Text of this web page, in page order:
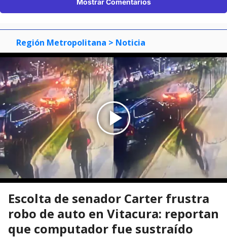
Mostrar Comentarios
Región Metropolitana > Noticia
Escolta de senador Carter frustra
robo de auto en Vitacura: reportan
que computador fue sustraído